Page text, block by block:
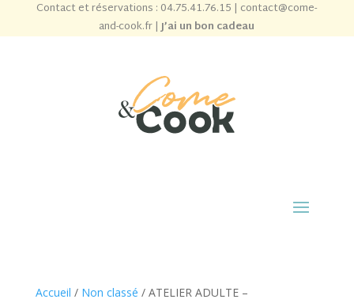
Contact et réservations : 04.75.41.76.15 | contact@come-
and-cook.fr|J’ai un bon cadeau
Accueil / Non classé / ATELIER ADULTE –